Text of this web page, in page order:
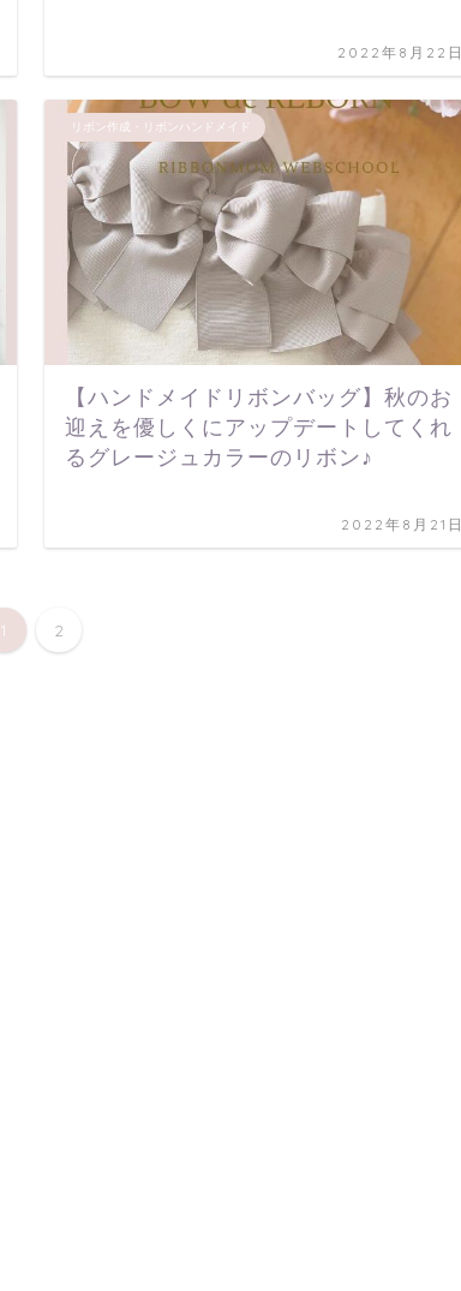
2022年8月22日
リボン作成・リボンハンドメイド
【ハンドメイドリボンバッグ】秋のお
迎えを優しくにアップデートしてくれ
るグレージュカラーのリボン♪
2022年8月21日
1 2